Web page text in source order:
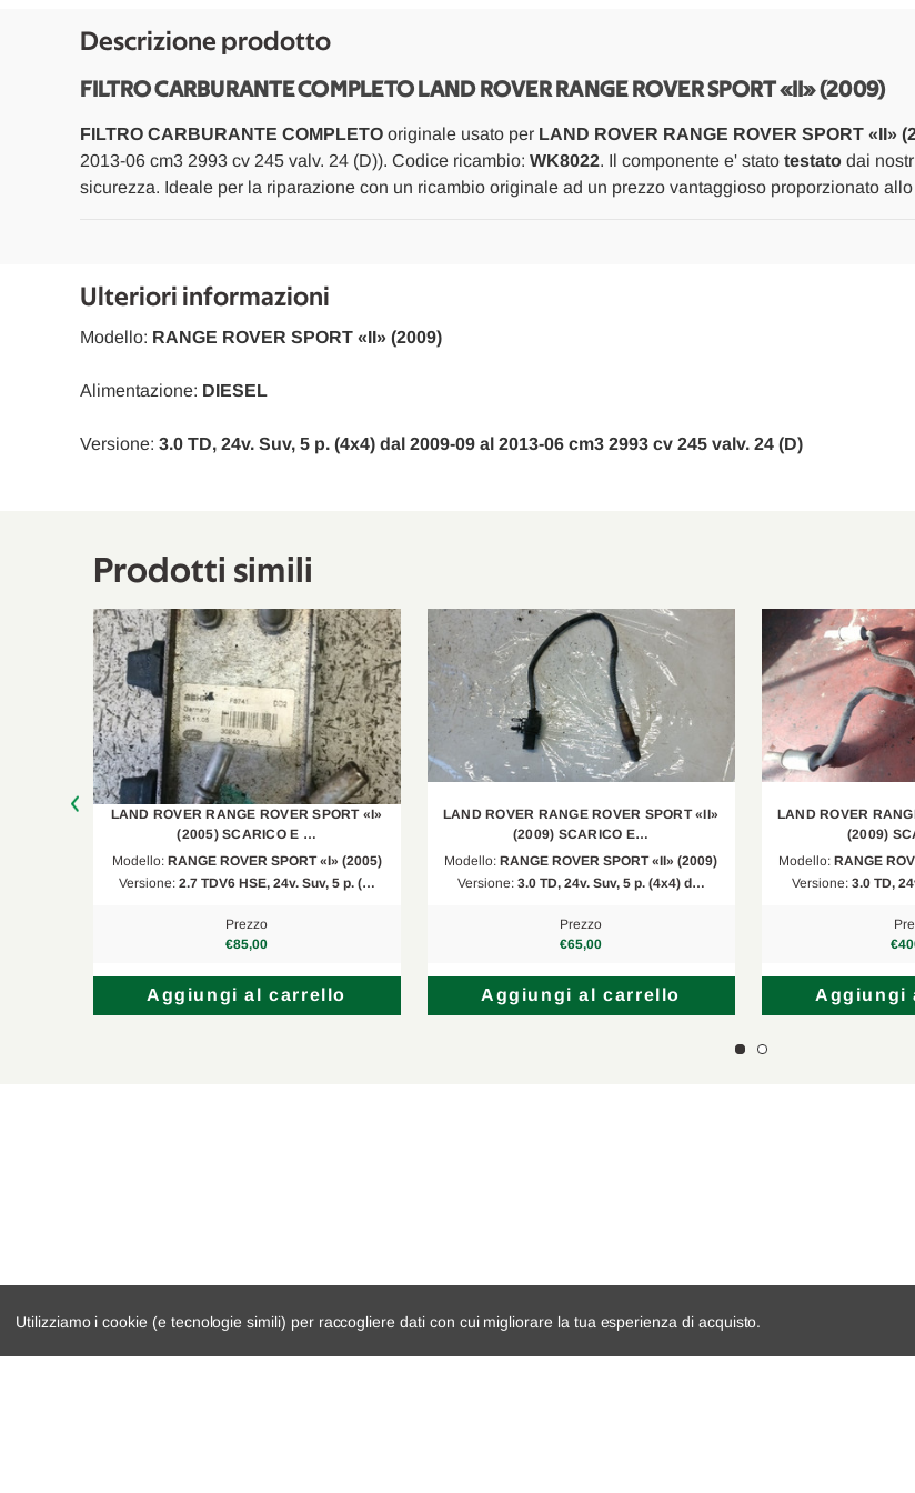
INIEZIONE
FILTRO
COMPLETO
USATO
Da
2009
FILTRO
USATO
Da
2009
Descrizione prodotto
FILTRO CARBURANTE COMPLETO LAND ROVER RANGE ROVER SPORT «II» (2009)
FILTRO CARBURANTE COMPLETOoriginale usato per LAND ROVER RANGE ROVER SPORT «II»
2013-06 cm3 2993 cv 245 valv. 24 (D)). Codice ricambio: WK8022. Il componente e' stato testatodai
sicurezza. Ideale per la riparazione con un ricambio originale ad un prezzo vantaggioso proporzionato
Ulteriori informazioni
Modello: RANGE ROVER SPORT «II» (2009)
Versione: 3.0 TD, 24v. Suv, 5 p. (4x4) dal 2009-09 al 2013-06 cm3 2993 cv 245 valv. 24 (D)
Alimentazione: DIESEL
Prodotti simili
LAND ROVER RANGE ROVER SPORT «I»
(2005) SCARICO E …
Modello: RANGE ROVER SPORT «I» (2005)
Versione: 2.7 TDV6 HSE, 24v. Suv, 5 p. (…
Prezzo
€85,00
Aggiungi al carrello
LAND ROVER RANGE ROVER SPORT «II»
(2009) SCARICO E…
Modello: RANGE ROVER SPORT «II» (2009)
Versione: 3.0 TD, 24v. Suv, 5 p. (4x4) d…
Prezzo
€65,00
Aggiungi al carrello
LAND ROVER
(2009)
Modello: RANGE
Versione: 3.0 TD,
Aggiungi
Utilizziamo i cookie (e tecnologie simili) per raccogliere dati con cui migliorare la tua esperienza di acquisto.